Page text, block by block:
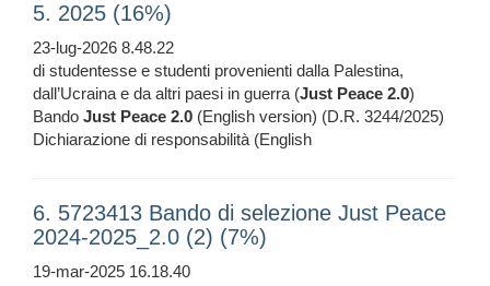
5. 2025 (16%)
23-lug-2026 8.48.22
di studentesse e studenti provenienti dalla Palestina,
dall’Ucraina e da altri paesi in guerra (Just Peace 2.0)
Bando Just Peace 2.0 (English version) (D.R. 3244/2025)
Dichiarazione di responsabilità (English
6. 5723413 Bando di selezione Just Peace
2024-2025_2.0 (2) (7%)
19-mar-2025 16.18.40